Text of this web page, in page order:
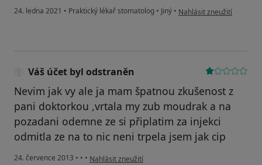
24. ledna 2021 • Praktický lékař stomatolog • Jiný • podle názoru uživatele
Nahlásit zneužití
Váš účet byl odstraněn
Nevim jak vy ale ja mam špatnou zkušenost z
pani doktorkou ,vrtala my zub moudrak a na
pozadani odemne ze si připlatim za injekci
odmitla ze na to nic neni trpela jsem jak cip
24. července 2013 • • • podle názoru uživatele Váš účet byl odstraněn
Nahlásit zneužití